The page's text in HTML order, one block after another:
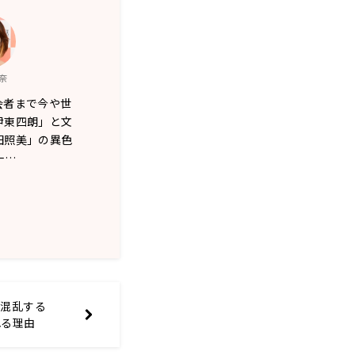
まで今や世
四朗」と文
美」の異色
…
乱する
理由